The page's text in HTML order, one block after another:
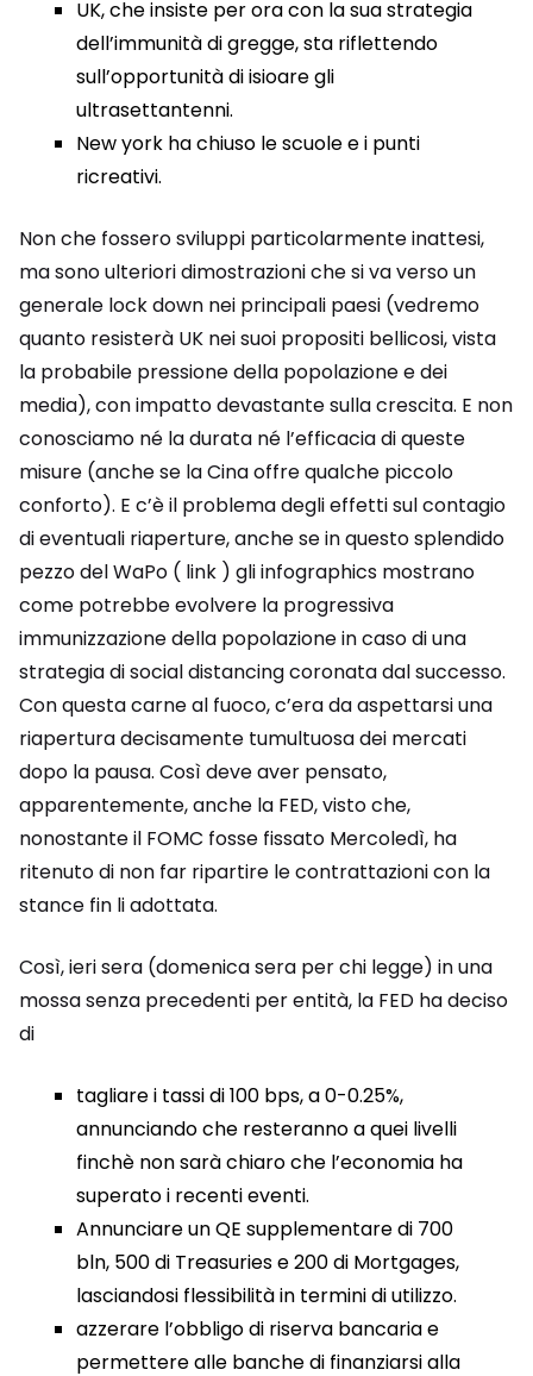
UK, che insiste per ora con la sua strategia
dell’immunità di gregge, sta riflettendo
sull’opportunità di isioare gli
ultrasettantenni.
New york ha chiuso le scuole e i punti
ricreativi.
Non che fossero sviluppi particolarmente inattesi,
ma sono ulteriori dimostrazioni che si va verso un
generale lock down nei principali paesi (vedremo
quanto resisterà UK nei suoi propositi bellicosi, vista
la probabile pressione della popolazione e dei
media), con impatto devastante sulla crescita. E non
conosciamo né la durata né l’efficacia di queste
misure (anche se la Cina offre qualche piccolo
conforto). E c’è il problema degli effetti sul contagio
di eventuali riaperture, anche se in questo splendido
pezzo del WaPo ( link ) gli infographics mostrano
come potrebbe evolvere la progressiva
immunizzazione della popolazione in caso di una
strategia di social distancing coronata dal successo.
Con questa carne al fuoco, c’era da aspettarsi una
riapertura decisamente tumultuosa dei mercati
dopo la pausa. Così deve aver pensato,
apparentemente, anche la FED, visto che,
nonostante il FOMC fosse fissato Mercoledì, ha
ritenuto di non far ripartire le contrattazioni con la
stance fin li adottata.
Così, ieri sera (domenica sera per chi legge) in una
mossa senza precedenti per entità, la FED ha deciso
di
tagliare i tassi di 100 bps, a 0-0.25%,
annunciando che resteranno a quei livelli
finchè non sarà chiaro che l’economia ha
superato i recenti eventi.
Annunciare un QE supplementare di 700
bln, 500 di Treasuries e 200 di Mortgages,
lasciandosi flessibilità in termini di utilizzo.
azzerare l’obbligo di riserva bancaria e
permettere alle banche di finanziarsi alla